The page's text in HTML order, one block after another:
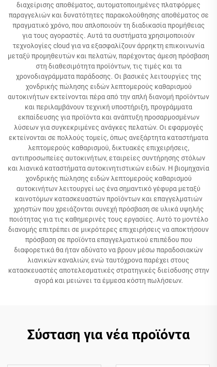
διαχείρισης αποθέματος, αυτοματοποιημένες πλατφόρμες
παραγγελιών και δυνατότητες παρακολούθησης αποθέματος σε
πραγματικό χρόνο, που απλοποιούν τη διαδικασία προμήθειας
για τους αγοραστές. Αυτά τα συστήματα χρησιμοποιούν
τεχνολογίες cloud για να εξασφαλίζουν άρρηκτη επικοινωνία
μεταξύ προμηθευτών και πελατών, παρέχοντας άμεση πρόσβαση
στη διαθεσιμότητα προϊόντων, τις τιμές και τα
χρονοδιαγράμματα παράδοσης. Οι βασικές λειτουργίες της
χονδρικής πώλησης ειδών λεπτομερούς καθαρισμού
αυτοκινήτων εκτείνονται πέρα από την απλή διανομή προϊόντων
και περιλαμβάνουν τεχνική υποστήριξη, προγράμματα
εκπαίδευσης για προϊόντα και ανάπτυξη προσαρμοσμένων
λύσεων για συγκεκριμένες ανάγκες πελατών. Οι εφαρμογές
εκτείνονται σε πολλούς τομείς, όπως ανεξάρτητα καταστήματα
λεπτομερούς καθαρισμού, δικτυακές επιχειρήσεις,
αντιπροσωπείες αυτοκινήτων, εταιρείες συντήρησης στόλων
και λιανικά καταστήματα αυτοκινητιστικών ειδών. Η βιομηχανία
χονδρικής πώλησης ειδών λεπτομερούς καθαρισμού
αυτοκινήτων λειτουργεί ως ένα σημαντικό γέφυρα μεταξύ
καινοτόμων κατασκευαστών προϊόντων και επαγγελματιών
χρηστών που χρειάζονται συνεχή πρόσβαση σε υλικά υψηλής
ποιότητας για τις καθημερινές τους εργασίες. Αυτό το μοντέλο
διανομής επιτρέπει σε μικρότερες επιχειρήσεις να αποκτήσουν
πρόσβαση σε προϊόντα επαγγελματικού επιπέδου που
διαφορετικά θα ήταν αδύνατο να βρουν μέσω παραδοσιακών
λιανικών καναλιών, ενώ ταυτόχρονα παρέχει στους
κατασκευαστές αποτελεσματικές στρατηγικές διείσδυσης στην
αγορά και μειώνει τα έμμεσα κόστη πωλήσεων.
Σύσταση για νέα προϊόντα